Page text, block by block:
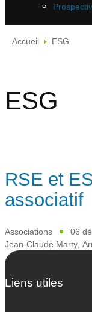
Accueil ESG
ESG
RSE et
associatif
Associations
06
Jean-Claude Marty,
Liens utiles